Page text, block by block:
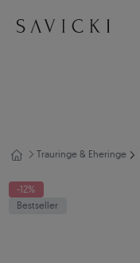
Trauringe & Eheringe
-12%
Bestseller